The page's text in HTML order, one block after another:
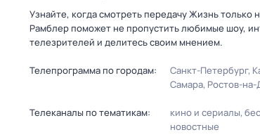
Узнайте, когда смотреть передачу Жизнь
Рамблер поможет не пропустить любимые шоу,
телезрителей и делитесь своим мнением.
Телепрограмма по городам: Санкт-Петербург
Самара Ростов-на-
Телеканалы по тематикам: кино и сериалы
новостные